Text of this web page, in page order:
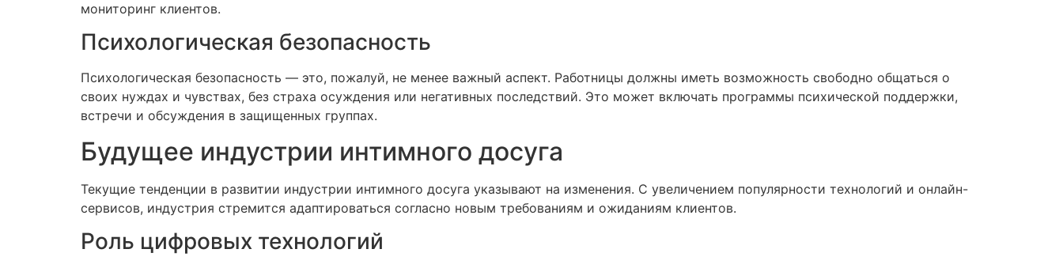
мониторинг клиентов.
Психологическая безопасность
Психологическая безопасность — это, пожалуй, не менее важный аспект. Работницы должны иметь возможность свободно общаться о
своих нуждах и чувствах, без страха осуждения или негативных последствий. Это может включать программы психической поддержки,
встречи и обсуждения в защищенных группах.
Будущее индустрии интимного досуга
Текущие тенденции в развитии индустрии интимного досуга указывают на изменения. С увеличением популярности технологий и онлайн-
сервисов, индустрия стремится адаптироваться согласно новым требованиям и ожиданиям клиентов.
Роль цифровых технологий